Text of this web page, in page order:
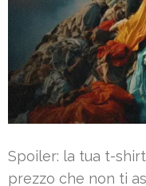
Spoiler: la tua t-
prezzo che non ti